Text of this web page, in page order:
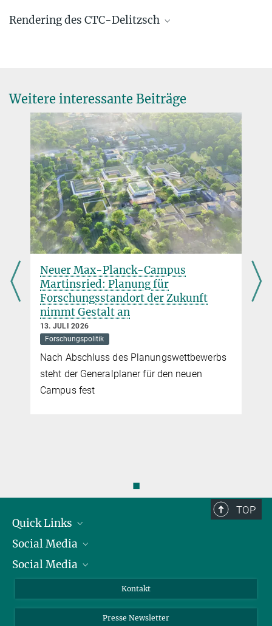
Presse- und Öffentlichkeitsarbeit
Rendering des CTC-Delitzsch
Sie finden dieses Video auf YouTube. Mit Klick auf das Bild
werden Sie dorthin weitergeleitet.
© Mediaporta GmbH
Weitere interessante Beiträge
Neuer Max-Planck-Campus
Martinsried: Planung für
Forschungsstandort der Zukunft
nimmt Gestalt an
13. JULI 2026
Forschungspolitik
Nach Abschluss des Planungswettbewerbs
steht der Generalplaner für den neuen
Campus fest
◼
TOP
Quick Links
Präsident
Zahlen und Fakten
Social Media
Bluesky
Social Media
Kontakt
Presse Newsletter